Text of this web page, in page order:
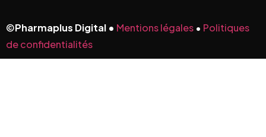
©Pharmaplus Digital • Mentions légales • Politiques
de confidentialités